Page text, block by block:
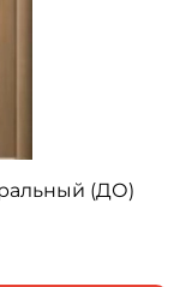
натуральный (ДО)